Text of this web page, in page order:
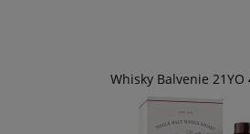
Whisky Balvenie 21YO